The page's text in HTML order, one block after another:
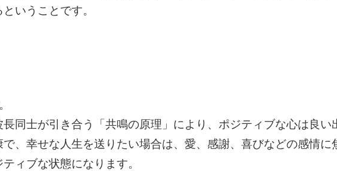
いうことです。
同士が引き合う「共鳴の原理」により、ポジティブな心は良
、幸せな人生を送りたい場合は、愛、感謝、喜びなどの感情に
ィブな状態になります。